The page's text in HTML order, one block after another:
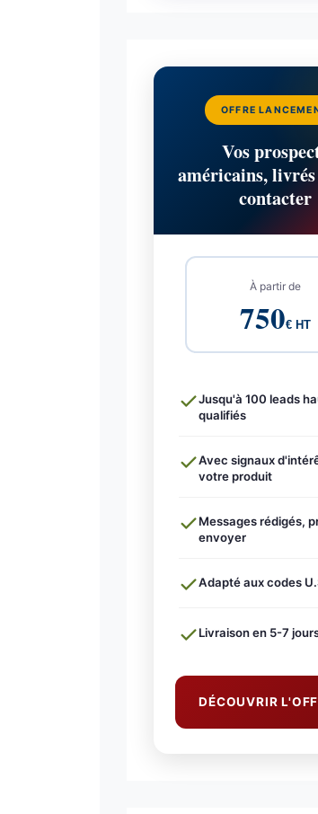
OFFRE
Vos
américains,
contacter
À partir de
750€ HT
Jusqu'à 100 leads
qualifiés
Avec signaux
votre produit
Messages rédigés,
envoyer
Adapté aux codes
Livraison en 5-7
DÉCOUVRIR